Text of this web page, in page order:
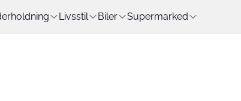
Livsstil Biler Supermarked